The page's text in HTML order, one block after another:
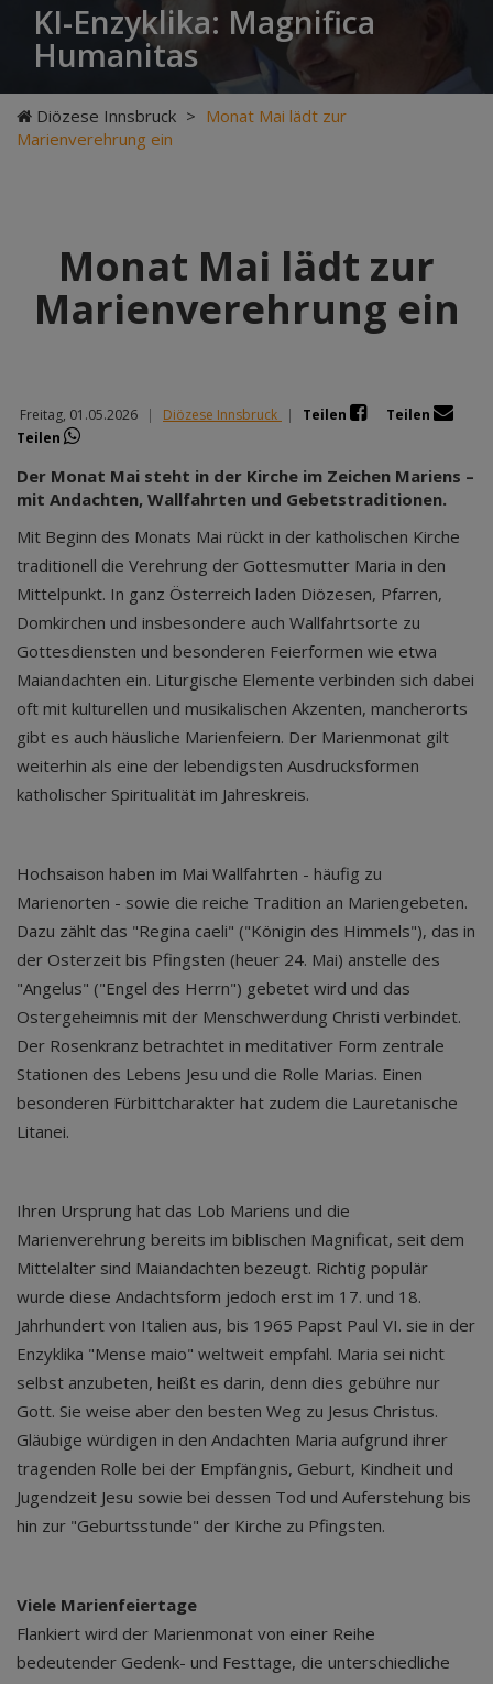
KI-Enzyklika: Magnifica
Humanitas
Diözese Innsbruck > Monat Mai lädt zur
Marienverehrung ein
Monat Mai lädt zur
Marienverehrung ein
Freitag, 01.05.2026 | Diözese Innsbruck | Teilen
Teilen
Teilen
Der Monat Mai steht in der Kirche im Zeichen Mariens –
mit Andachten, Wallfahrten und Gebetstraditionen.
Mit Beginn des Monats Mai rückt in der katholischen Kirche
traditionell die Verehrung der Gottesmutter Maria in den
Mittelpunkt. In ganz Österreich laden Diözesen, Pfarren,
Domkirchen und insbesondere auch Wallfahrtsorte zu
Gottesdiensten und besonderen Feierformen wie etwa
Maiandachten ein. Liturgische Elemente verbinden sich dabei
oft mit kulturellen und musikalischen Akzenten, mancherorts
gibt es auch häusliche Marienfeiern. Der Marienmonat gilt
weiterhin als eine der lebendigsten Ausdrucksformen
katholischer Spiritualität im Jahreskreis.
Hochsaison haben im Mai Wallfahrten - häufig zu
Marienorten - sowie die reiche Tradition an Mariengebeten.
Dazu zählt das "Regina caeli" ("Königin des Himmels"), das in
der Osterzeit bis Pfingsten (heuer 24. Mai) anstelle des
"Angelus" ("Engel des Herrn") gebetet wird und das
Ostergeheimnis mit der Menschwerdung Christi verbindet.
Der Rosenkranz betrachtet in meditativer Form zentrale
Stationen des Lebens Jesu und die Rolle Marias. Einen
besonderen Fürbittcharakter hat zudem die Lauretanische
Litanei.
Ihren Ursprung hat das Lob Mariens und die
Marienverehrung bereits im biblischen Magnificat, seit dem
Mittelalter sind Maiandachten bezeugt. Richtig populär
wurde diese Andachtsform jedoch erst im 17. und 18.
Jahrhundert von Italien aus, bis 1965 Papst Paul VI. sie in der
Enzyklika "Mense maio" weltweit empfahl. Maria sei nicht
selbst anzubeten, heißt es darin, denn dies gebühre nur
Gott. Sie weise aber den besten Weg zu Jesus Christus.
Gläubige würdigen in den Andachten Maria aufgrund ihrer
tragenden Rolle bei der Empfängnis, Geburt, Kindheit und
Jugendzeit Jesu sowie bei dessen Tod und Auferstehung bis
hin zur "Geburtsstunde" der Kirche zu Pfingsten.
Viele Marienfeiertage
Flankiert wird der Marienmonat von einer Reihe
bedeutender Gedenk- und Festtage, die unterschiedliche